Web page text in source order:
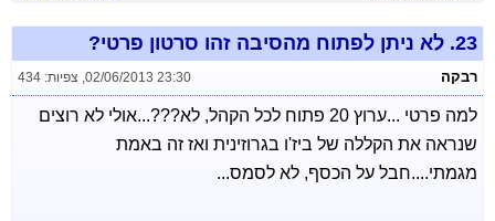
23. לא ניתן לפתוח מהסיבה זהו סרטון פרטי?
רבקה 02/06/2013 23:30
, צפיות: 434
למה פרטי ...ערוץ 20 פתוח לכל הקהל, לא???...אולי לא רוצים
שנראה את הקללה של ביז'ו בגרוזינית ואז זה באמת
מגמתי....חבל על הכסף, לא לסמס...